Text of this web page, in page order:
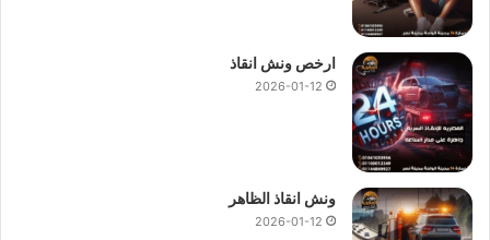
ارخص ونش انقاذ
2026-01-12
ونش انقاذ الظاهر
2026-01-12